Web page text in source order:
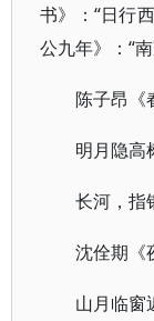
书》：“日行
公九年》：“
陈子昂《
明月隐高
长河，指
沈佺期《
山月临窗